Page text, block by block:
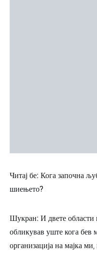
Читај бе: Кога започна
шиењето?
Шукран: И двете области
обликував уште кога бев
организација на мајка